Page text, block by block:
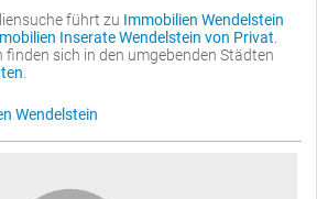
führt zu Immobilien Wendelstein
Inserate Wendelstein von Privat
sich in den umgebenden Städten
Wendelstein